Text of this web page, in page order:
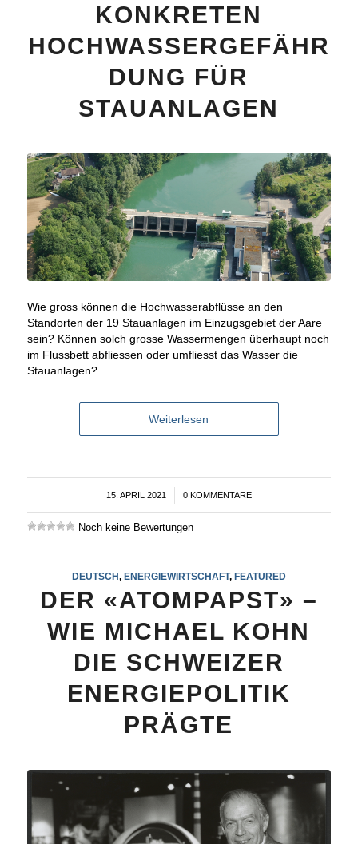
KONKRETEN
HOCHWASSERGEFÄHR
DUNG FÜR
STAUANLAGEN
Wie gross können die Hochwasserabflüsse an den
Standorten der 19 Stauanlagen im Einzugsgebiet der Aare
sein? Können solch grosse Wassermengen überhaupt noch
im Flussbett abfliessen oder umfliesst das Wasser die
Stauanlagen?
Weiterlesen
15. APRIL 2021
/ 0 KOMMENTARE
Noch keine Bewertungen
DEUTSCH ENERGIEWIRTSCHAFT, FEATURED
DER «ATOMPAPST» –
WIE MICHAEL KOHN
DIE SCHWEIZER
ENERGIEPOLITIK
PRÄGTE